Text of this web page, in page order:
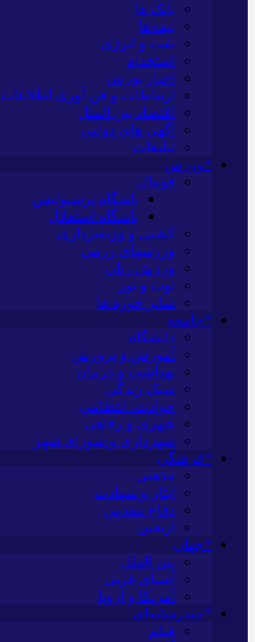
بانک ها
بیمه‌ها
نفت و انرژی
استخدام
اخبار بورس
ارتباطات و فن آوری اطلاعات
اقتصاد بین الملل
آگهی های دولتی
تبلیغات
*ورزش
فوتبال
باشگاه پرسپولیس
باشگاه استقلال
کشتی و وزنه‌برداری
ورزشهای رزمی
ورزش زنان
توپ و تور
سایر حوزه ها
*جامعه
دانشگاه
آموزش و پرورش
بهداشت و درمان
سبک زندگی
حوادث، انتظامی
شهری و رفاهی
شهرداری و شورای شهر
*فرهنگی
مذهبی
ایثار و شهادت
دفاع مقدس
اربعین
*جهان
بین الملل
آسیای غربی
آمریکا و اروپا
*چندرسانه‌ای
فیلم